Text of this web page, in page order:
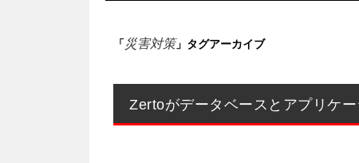
「災害対策」タグアーカイブ
Zertoがデータベースとアプリケ